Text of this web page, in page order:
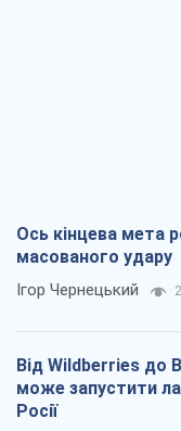
Ось кінцева мета
масованого удару
Ігор Чернецький
Від Wildberries до
може запустити
Росії